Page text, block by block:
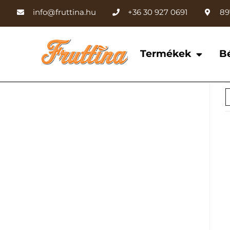
info@fruttina.hu +36 30 927 0691
Termékek